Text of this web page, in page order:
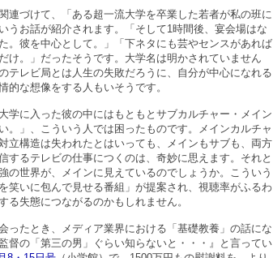
連づけて、「ある超一流大学を卒業した若者が私の班に
うお話が紹介されます。「そして1時間後、宴会場はな
。彼を中心として。」「下ネタにも芸やセンスがあれば
け。」だったそうです。大学名は明かされていません
テレビ局とは人生の失敗だろうに、自分が中心になれる
的な想像をする人もいそうです。
学に入った彼の中にはもともとサブカルチャー・メイン
。」、こういう人では困ったものです。メインカルチャ
立構造は失われたとはいっても、メインもサブも、両方
するテレビの仕事につくのは、奇妙に思えます。それと
の世界が、メインに見えているのでしょうか。こういう
笑いに包んで見せる番組」が提案され、視聴率がふるわ
る失態につながるのかもしれません。
ったとき、メディア業界における「基礎教養」の話にな
督の「第三の男」ぐらい知らないと・・・』と言ってい